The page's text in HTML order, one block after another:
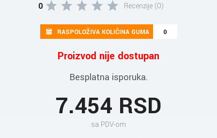
0 Recenzije (0)
RASPOLOŽIVA KOLIČINA GUMA 0
Proizvod nije dostupan
Besplatna isporuka.
7.454 RSD
sa PDV-om